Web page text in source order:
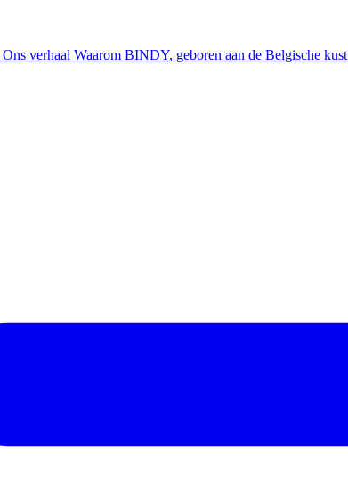
Ons verhaal Waarom BINDY, geboren aan de Belgische kust